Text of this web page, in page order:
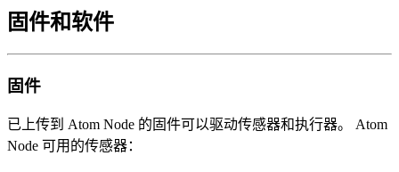
固件和软件
固件
已上传到 Atom Node 的固件可以驱动传感器和执行器。 Atom
Node 可用的传感器：